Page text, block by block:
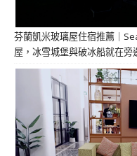
芬蘭凱米玻璃屋住宿推薦｜
屋，冰雪城堡與破冰船就在旁